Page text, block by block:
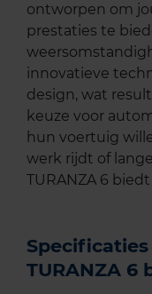
ontworpen om
prestaties te
innovatieve
design, wat
keuze voor
hun voertuig
werk rijdt of
TURANZA 6
TURANZA 6